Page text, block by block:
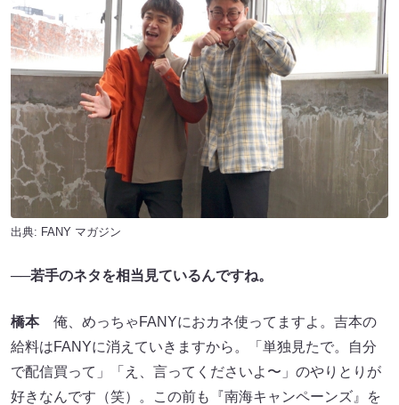
出典: FANY マガジン
──若手のネタを相当見ているんですね。
橋本俺、めっちゃFANYにおカネ使ってますよ。吉本の
給料はFANYに消えていきますから。「単独見たで。自分
で配信買って」「え、言ってくださいよ〜」のやりとりが
好きなんです（笑）。この前も『南海キャンペーンズ』を